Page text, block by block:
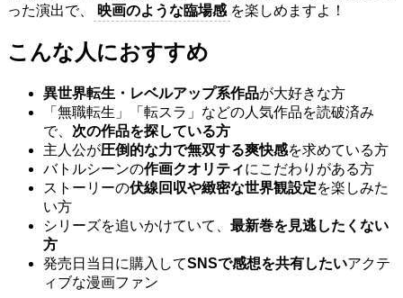
った演出で、
映画のような臨場感 を楽しめますよ！
こんな人におすすめ
異世界転生・レベルアップ系作品が大好きな方
「無職転生」「転スラ」などの人気作品を読破済み
で、 次の作品を探している方
主人公が圧倒的な力で無双する爽快感を求めている方
バトルシーンの作画クオリティにこだわりがある方
ストーリーの伏線回収や緻密な世界観設定を楽しみた
い方
シリーズを追いかけていて、 最新巻を見逃したくない
方
発売日当日に購入してSNSで感想を共有したいアクテ
ィブな漫画ファン